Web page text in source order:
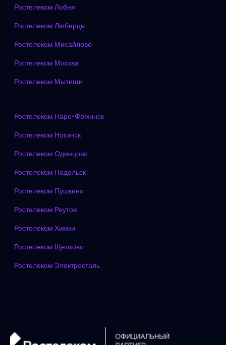
Ростелеком Лобня
Ростелеком Люберцы
Ростелеком Мисайлово
Ростелеком Москва
Ростелеком Мытищи
Ростелеком Наро-Фоминск
Ростелеком Ногинск
Ростелеком Одинцово
Ростелеком Подольск
Ростелеком Пушкино
Ростелеком Реутов
Ростелеком Химки
Ростелеком Щелково
Ростелеком Электросталь